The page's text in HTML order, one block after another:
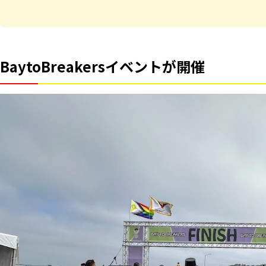
BaytoBreakersイベントが開催